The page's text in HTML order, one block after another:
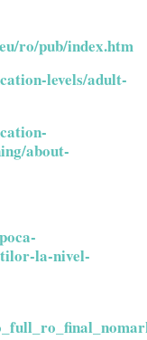
ro/pub/index.htm
levels/adult-
about-
la-nivel-